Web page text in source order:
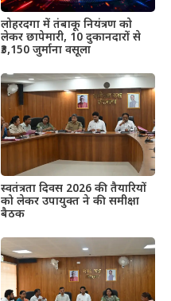
लोहरदगा में तंबाकू नियंत्रण को
लेकर छापेमारी, 10 दुकानदारों से
₹3,150 जुर्माना वसूला
स्वतंत्रता दिवस 2026 की तैयारियों
को लेकर उपायुक्त ने की समीक्षा
बैठक